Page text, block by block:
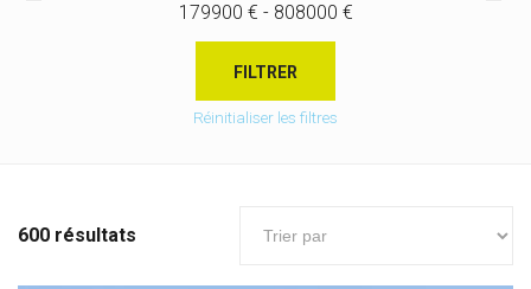
179900 € - 808000 €
FILTRER
Réinitialiser les filtres
600 résultats